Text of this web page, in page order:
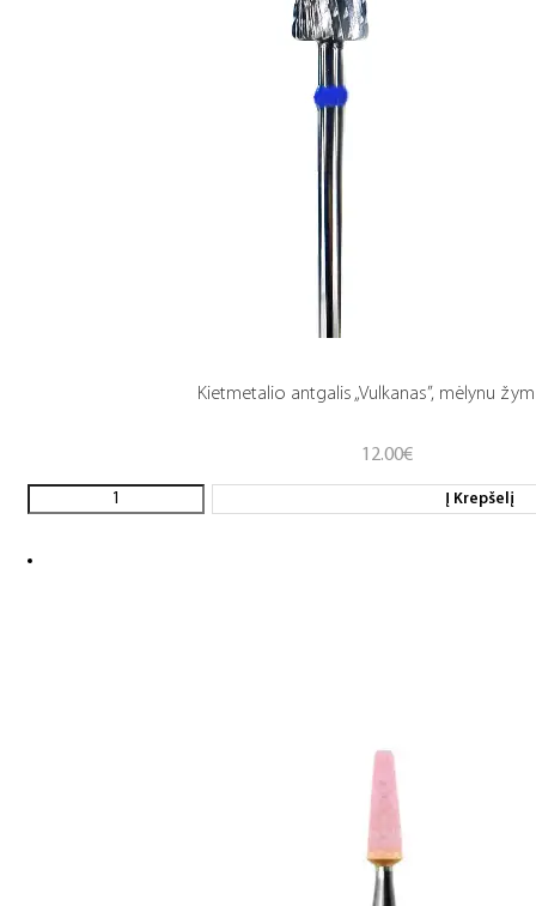
Kietmetalio antgalis „Vulkanas”, mėlynu
12.00€
Į Krepšelį